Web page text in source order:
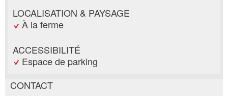
LOCALISATION & PAYSAGE
À la ferme
ACCESSIBILITÉ
Espace de parking
CONTACT